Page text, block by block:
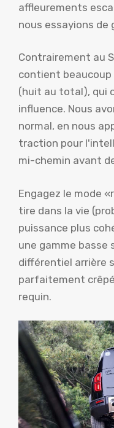
affleurements
nous essayions de
Contrairement au
contient beaucoup
(huit au total), qui
influence. Nous
normal, en nous
traction pour
mi-chemin avant
Engagez le mode
tire dans la vie
puissance plus
une gamme basse
différentiel arrière
parfaitement
requin.